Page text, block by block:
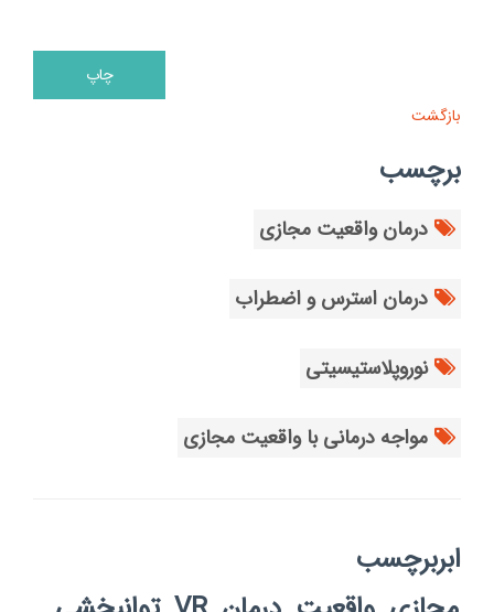
بازگشت
برچسب
درمان واقعیت مجازی
درمان استرس و اضطراب
نوروپلاستیسیتی
مواجه درمانی با واقعیت مجازی
ابربرچسب